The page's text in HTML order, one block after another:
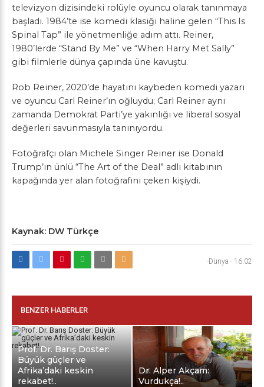
televizyon dizisindeki rolüyle oyuncu olarak tanınmaya
başladı. 1984’te ise komedi klasiği haline gelen “This Is
Spinal Tap” ile yönetmenliğe adım attı. Reiner,
1980’lerde “Stand By Me” ve “When Harry Met Sally”
gibi filmlerle dünya çapında üne kavuştu.
Rob Reiner, 2020’de hayatını kaybeden komedi yazarı
ve oyuncu Carl Reiner’ın oğluydu; Carl Reiner aynı
zamanda Demokrat Parti’ye yakınlığı ve liberal sosyal
değerleri savunmasıyla tanınıyordu.
Fotoğrafçı olan Michele Singer Reiner ise Donald
Trump’ın ünlü “The Art of the Deal” adlı kitabının
kapağında yer alan fotoğrafını çeken kişiydi.
Kaynak: DW Türkçe
-Dünya - 16:02
BENZER HABERLER
Prof. Dr. Barış Doster:
Büyük güçler ve
Afrika’daki keskin
rekabet!..
Dr. Alper Akçam:
Vurdukça!..